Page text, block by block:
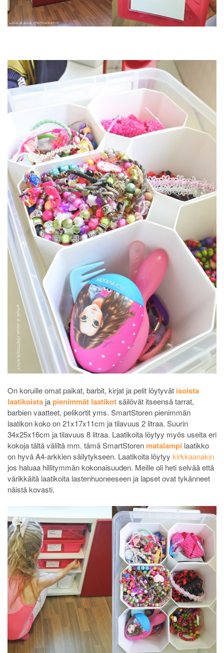
On koruille omat paikat, barbit, kirjat ja pelit löytyvät isoista
laatikoista japienimmät laatikotsäilövät itseensä tarrat,
barbien vaatteet, pelikortit yms. SmartStoren pienimmän
laatikon koko on 21x17x11cm ja tilavuus 2 litraa. Suurin
34x25x16cm ja tilavuus 8 litraa. Laatikoita löytyy myös useita eri
kokoja tältä väliltä mm. tämä SmartStoren matalampi laatikko
on hyvä A4-arkkien säilytykseen. Laatikoita löytyy kirkkaanakin
jos haluaa hillitymmän kokonaisuuden. Meille oli heti selvää että
värikkäitä laatikoita lastenhuoneeseen ja lapset ovat tykänneet
näistä kovasti.